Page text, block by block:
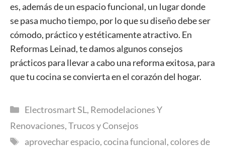
es, además de un espacio funcional, un lugar donde
se pasa mucho tiempo, por lo que su diseño debe ser
cómodo, práctico y estéticamente atractivo. En
Reformas Leinad, te damos algunos consejos
prácticos para llevar a cabo una reforma exitosa, para
que tu cocina se convierta en el corazón del hogar.
Categorías
Electrosmart SL, Remodelaciones Y
Renovaciones,Trucos y Consejos
Etiquetas
aprovechar espacio,cocina funcional,colores de